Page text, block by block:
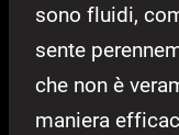
sono fluidi,
sente
che non è
maniera